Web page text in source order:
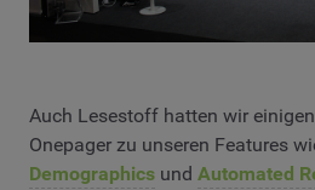
Auch Lesestoff hatten wir
Onepager zu unseren Features
Demographics und Automated